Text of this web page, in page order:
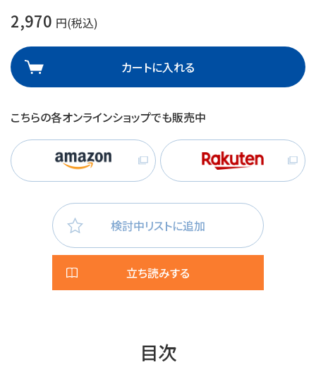
2,970 円(税込)
カートに入れる
こちらの各オンラインショップでも販売中
検討中リストに追加
立ち読みする
目次